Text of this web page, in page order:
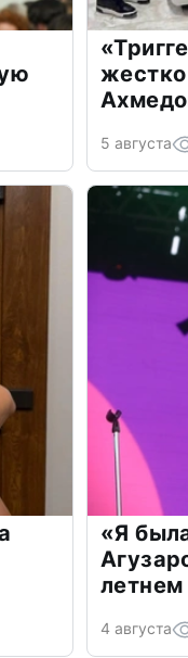
5 августа
«Я
4 августа